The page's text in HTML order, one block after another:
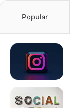
Popular